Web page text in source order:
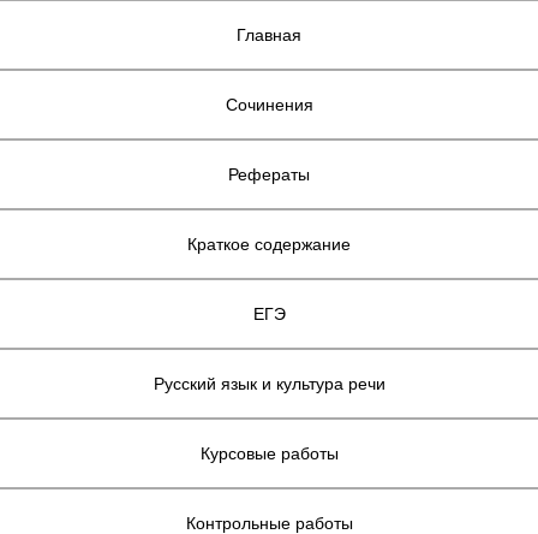
Главная
Сочинения
Рефераты
Краткое содержание
ЕГЭ
Русский язык и культура речи
Курсовые работы
Контрольные работы